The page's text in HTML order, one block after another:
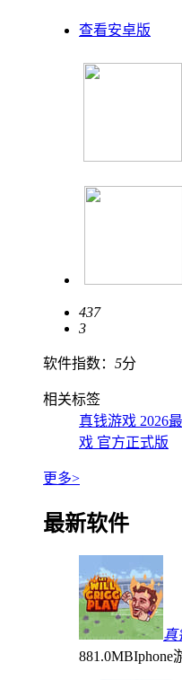
查看安卓版
437
3
软件指数： 5分
相关标签
真钱游戏 2026
戏 官方正式版
更多>
最新软件
真
881.0MBIphone